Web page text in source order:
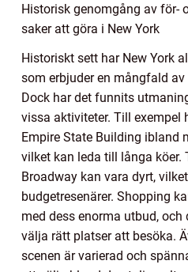
Historisk genomgång av för-
saker att göra i New York
Historiskt sett har New York
som erbjuder en mångfald
Dock har det funnits
vissa aktiviteter. Till exempel
Empire State Building ibland
vilket kan leda till långa köer.
Broadway kan vara dyrt,
budgetresenärer. Shopping
med dess enorma utbud,
välja rätt platser att besöka.
scenen är varierad och